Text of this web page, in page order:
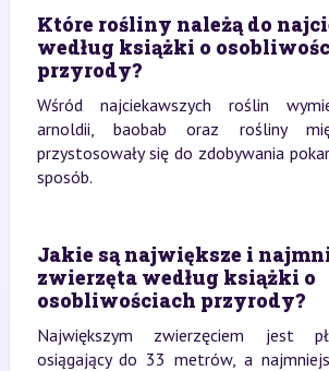
Które rośliny należą do
według książki o
przyrody?
Wśród najciekawszych roślin
arnoldii, baobab oraz rośliny
przystosowały się do zdobywania
sposób.
Jakie są największe i
zwierzęta według książki o
osobliwościach przyrody?
Największym zwierzęciem jest
osiągający do 33 metrów, a